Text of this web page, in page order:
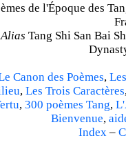
de l'Époque des
Alias Tang Shi San Bai
Canon des Poèmes,
, Les Trois Caractères
, 300 poèmes Tang,
Bienvenue,
Index–